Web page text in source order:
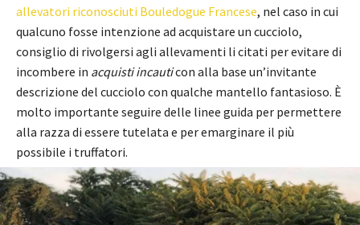
allevatori riconosciuti Bouledogue Francese, nel caso in cui
qualcuno fosse intenzione ad acquistare un cucciolo,
consiglio di rivolgersi agli allevamenti li citati per evitare di
incombere in acquisti incauticon alla base un’invitante
descrizione del cucciolo con qualche mantello fantasioso. È
molto importante seguire delle linee guida per permettere
alla razza di essere tutelata e per emarginare il più
possibile i truffatori.